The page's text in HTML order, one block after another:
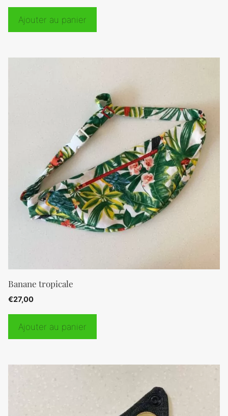
Ajouter au panier
Banane tropicale
€27,00
Ajouter au panier